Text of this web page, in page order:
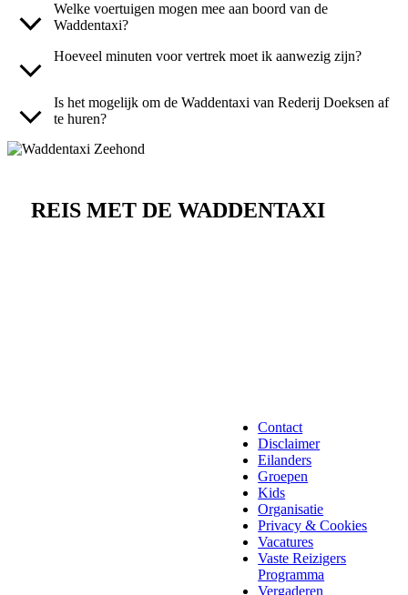
Welke voertuigen mogen mee aan boord van de
Waddentaxi?
Hoeveel minuten voor vertrek moet ik aanwezig zijn?
Is het mogelijk om de Waddentaxi van Rederij Doeksen af
te huren?
REIS MET DE WADDENTAXI
Contact
Disclaimer
Eilanders
Groepen
Kids
Organisatie
Privacy & Cookies
Vacatures
Vaste Reizigers
Programma
Vergaderen